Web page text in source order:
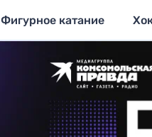
Фигурное катание